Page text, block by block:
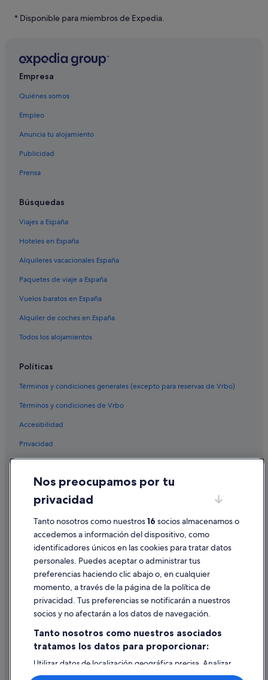
Vuelos a Australia
Vuelos a Canadá
Vuelos a China
Vuelos a España
Vuelos a Estados Unidos
Vuelos a Filipinas
Vuelos a Grecia
Vuelos a México
Vuelos a Suiza
Vuelos a Tailandia
Vuelos a Turquía
Deutsche Bahn
Vuelos a Adeje
Vuelos a Alicante
Vuelos a Barcelona
Vuelos a Benalmádena
Vuelos a Benidorm
Vuelos a Bilbao
Vuelos a Calvià
Vuelos a Ciudad de Ibiza
Vuelos a Granada
Vuelos a Madrid
Vuelos a Málaga
Vuelos a Palma de Mallorca
Vuelos a Salou
* Disponible para miembros de Expedia.
Empresa
Quiénes somos
Empleo
Anuncia tu alojamiento
Publicidad
Prensa
Búsquedas
Viajes a España
Hoteles en España
Alquileres vacacionales España
Paquetes de viaje a España
Vuelos baratos en España
Alquiler de coches en España
Todos los alojamientos
Políticas
Términos y condiciones generales (excepto para reservas de Vrbo)
Términos y condiciones de Vrbo
Accesibilidad
Privacidad
Condiciones de uso
Información legal/contacto
Pautas sobre el contenido y cómo denunciar contenido
Ayuda
Cancelar un vuelo
Cancelar una reserva de hotel o de un alquiler vacacional
Utilizar un cupón de Expedia
Documentos para viajes internacionales
Nos preocupamos por tu
privacidad
Tanto nosotros como nuestros16 socios almacenamos o
accedemos a información del dispositivo, como
identificadores únicos en las cookies para tratar datos
personales. Puedes aceptar o administrar tus
preferencias haciendo clic abajo o, en cualquier
momento, a través de la página de la política de
privacidad. Tus preferencias se notificarán a nuestros
socios y no afectarán a los datos de navegación.
Tanto nosotros como nuestros asociados
tratamos los datos para proporcionar:
Utilizar datos de localización geográfica precisa. Analizar
activamente las características del dispositivo para su